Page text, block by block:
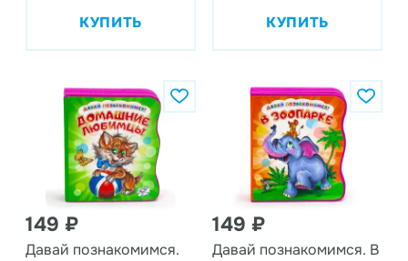
КУПИТЬ КУПИТЬ
149 ₽
Давай познакомимся.
149 ₽
Давай познакомимся. В